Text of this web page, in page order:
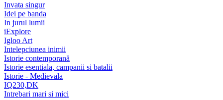
Invata singur
Idei pe banda
In jurul lumii
iExplore
Igloo Art
Intelepciunea inimii
Istorie contemporană
Istorie esentiala, campanii si batalii
Istorie - Medievala
IQ230,DK
Intrebari mari si mici